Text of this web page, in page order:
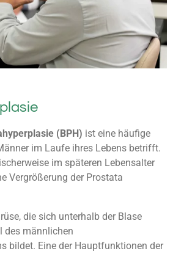
(BPH) ist eine häufige
im Laufe ihres Lebens betrifft.
im späteren Lebensalter
Vergrößerung der Prostata
die sich unterhalb der Blase
des männlichen
bildet. Eine der Hauptfunktionen der